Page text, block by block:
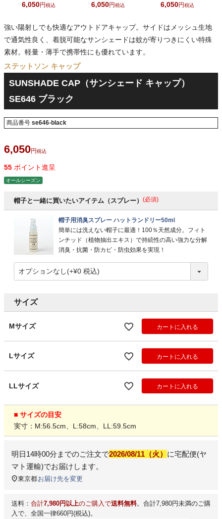
6,050 税込 6,050 税込 6,050 税込
強い陽射しでも快適なアウトドアキャップ。サイドはメッシュ生地
で通気性良く、着脱可能なサンシェードは蚊が寄りつきにくい特殊
素材。軽量・薄手で携帯性にも優れています。
ステットソン キャップ
SUNSHADE CAP（サンシェード キャップ）
SE646 ブラック
商品番号 se646-black
6,050 税込
55 ポイント進呈
オールシーズン
帽子と一緒に買いたいアイテム（スプレー） (必須)
帽子用消臭スプレー ハットランドリー50ml
簡単には洗えない帽子に最適！100％天然成分。フィト
ンチッド（植物抽出エキス）で持続性の高い強力な分解
消臭・抗菌・防カビ・防虫効果を実現！
サイズ
Mサイズ カートに入れる
Lサイズ カートに入れる
LLサイズ カートに入れる
■ サイズの目安
実寸：M:56.5cm、L:58cm、LL:59.5cm
明日14時00分 までのご注文で2026/08/11（火） に宅配便(ヤ
マト運輸)でお届けします。
東京都お届け先を変更
送料： 合計7,980円以上のご購入で送料無料。合計7,980円未満のご購
入で、全国一律660円(税込)。